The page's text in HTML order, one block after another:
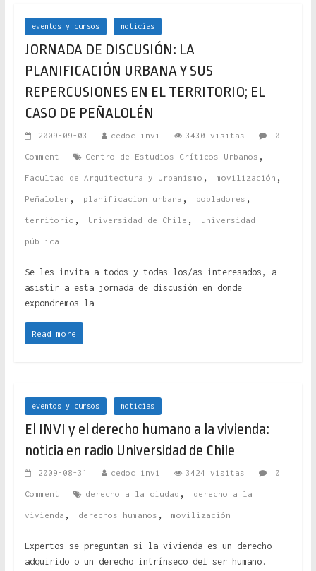
eventos y cursos noticias
JORNADA DE DISCUSIÓN: LA
PLANIFICACIÓN URBANA Y SUS
REPERCUSIONES EN EL TERRITORIO; EL
CASO DE PEÑALOLÉN
2009-09-03 cedoc invi 3430 visitas 0
Comment Centro de Estudios Críticos Urbanos ,
Facultad de Arquitectura y Urbanismo , movilización ,
Peñalolen , planificacion urbana , pobladores ,
territorio , Universidad de Chile , universidad
pública
Se les invita a todos y todas los/as interesados, a
asistir a esta jornada de discusión en donde
expondremos la
Read more
eventos y cursos noticias
El INVI y el derecho humano a la vivienda:
noticia en radio Universidad de Chile
2009-08-31 cedoc invi 3424 visitas 0
Comment derecho a la ciudad , derecho a la
vivienda , derechos humanos , movilización
Expertos se preguntan si la vivienda es un derecho
adquirido o un derecho intrínseco del ser humano.